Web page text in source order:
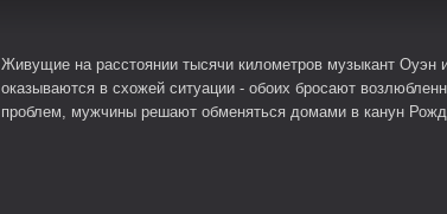
Живущие на расстоянии тысячи километров музыкант Оуэн
оказываются в схожей ситуации - обоих бросают
проблем, мужчины решают обменяться домами в канун